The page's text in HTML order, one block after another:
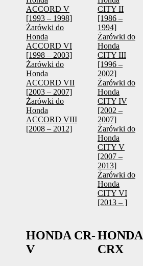
ACCORD V
[1993 – 1998]
Żarówki do
Honda
ACCORD VI
[1998 – 2003]
Żarówki do
Honda
ACCORD VII
[2003 – 2007]
Żarówki do
Honda
ACCORD VIII
[2008 – 2012]
CITY II
[1986 –
1994]
Żarówki do
Honda
CITY III
[1996 –
2002]
Żarówki do
Honda
CITY IV
[2002 –
2007]
Żarówki do
Honda
CITY V
[2007 –
2013]
Żarówki do
Honda
CITY VI
[2013 – ]
HONDA CR-
V
HONDA
CRX